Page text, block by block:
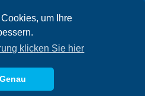
um Ihre
klicken Sie hier
Genau